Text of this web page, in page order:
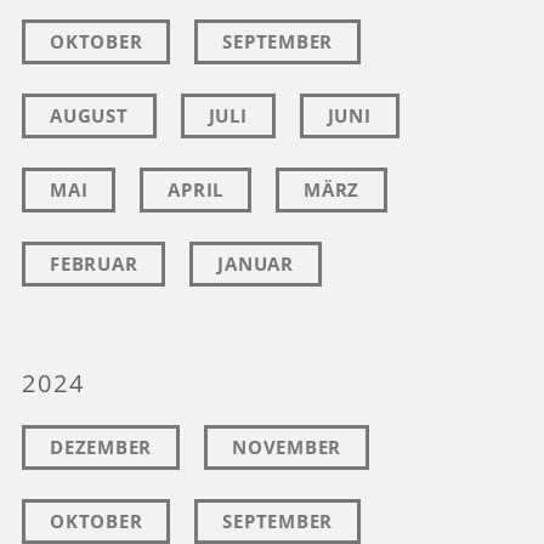
OKTOBER SEPTEMBER
AUGUST JULI JUNI
MAI APRIL MÄRZ
FEBRUAR JANUAR
2024
DEZEMBER NOVEMBER
OKTOBER SEPTEMBER